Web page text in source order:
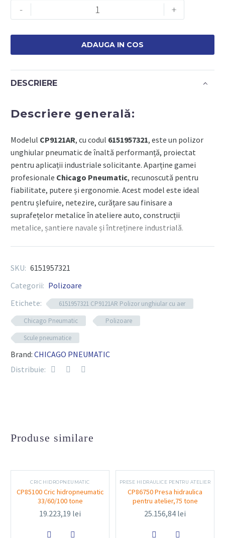
-
Cantitate
CP9121AR
cu
aer
comprimat,
putere
600W
+
ADAUGA IN COS
DESCRIERE
Descriere generală:
Modelul CP9121AR, cu codul 6151957321, este un polizor
unghiular pneumatic de înaltă performanță, proiectat
pentru aplicații industriale solicitante. Aparține gamei
profesionale Chicago Pneumatic, recunoscută pentru
fiabilitate, putere și ergonomie. Acest model este ideal
pentru șlefuire, netezire, curățare sau finisare a
suprafețelor metalice în ateliere auto, construcții
metalice, șantiere navale și întreținere industrială.
Componente tehnice:
Cod produs:6151957321
Model:
CP9121AR
Tip:Polizor unghiular pneumatic
Putere nominală:
Viteză de rotație:12.000 rpm
Diametru disc compatibil:
suplimentar
Carcasă:din aluminiu și compozit, rezistentă la
uzură
SKU: 6151957321
Categorii: Polizoare
Etichete:
6151957321 CP9121AR Polizor unghiular cu aer
Chicago Pneumatic
Polizoare
Scule pneumatice
Brand: CHICAGO PNEUMATIC
Distribuie:
Produse similare
CRIC HIDROPNEUMATIC
CP85100 Cric hidropneumatic
33/60/100 tone
19.223,19 lei

PRESE HIDRAULICE PENTRU ATELIER
CP86750 Presa hidraulica
pentru atelier,75 tone
25.156,84 lei
